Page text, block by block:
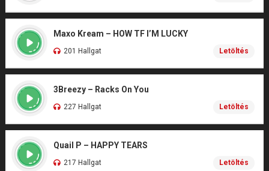
Maxo Kream – HOW TF I’M LUCKY
201 Hallgat Letöltés
3Breezy – Racks On You
227 Hallgat Letöltés
Quail P – HAPPY TEARS
217 Hallgat Letöltés